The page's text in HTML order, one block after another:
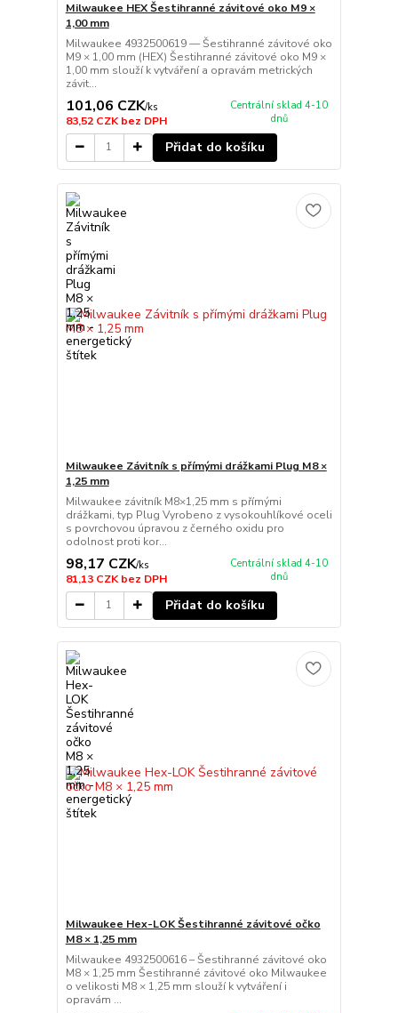
Milwaukee HEX Šestihranné závitové oko M9 ×
1,00 mm
Milwaukee 4932500619 — Šestihranné závitové oko
M9 × 1,00 mm (HEX) Šestihranné závitové oko M9 ×
1,00 mm slouží k vytváření a opravám metrických
závit...
101,06 CZK/ks
83,52 CZKbez DPH
Centrální sklad 4-10
dnů
Přidat do košíku
Milwaukee Závitník s přímými drážkami Plug M8 ×
1,25 mm
Milwaukee závitník M8×1,25 mm s přímými
drážkami, typ Plug Vyrobeno z vysokouhlíkové oceli
s povrchovou úpravou z černého oxidu pro
odolnost proti kor...
98,17 CZK/ks
81,13 CZKbez DPH
Centrální sklad 4-10
dnů
Přidat do košíku
Milwaukee Hex-LOK Šestihranné závitové očko
M8 × 1,25 mm
Milwaukee 4932500616 – Šestihranné závitové oko
M8 × 1,25 mm Šestihranné závitové oko Milwaukee
o velikosti M8 × 1,25 mm slouží k vytváření i
opravám ...